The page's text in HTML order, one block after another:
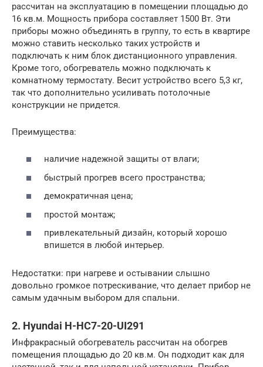
рассчитан на эксплуатацию в помещении площадью до
16 кв.м. Мощность прибора составляет 1500 Вт. Эти
приборы можно объединять в группу, то есть в квартире
можно ставить несколько таких устройств и
подключать к ним блок дистанционного управления.
Кроме того, обогреватель можно подключать к
комнатному термостату. Весит устройство всего 5,3 кг,
так что дополнительно усиливать потолочные
конструкции не придется.
Преимущества:
наличие надежной защиты от влаги;
быстрый прогрев всего пространства;
демократичная цена;
простой монтаж;
привлекательный дизайн, который хорошо
впишется в любой интерьер.
Недостатки: при нагреве и остывании слышно
довольно громкое потрескивание, что делает прибор не
самым удачным выбором для спальни.
2. Hyundai H-HC7-20-UI291
Инфракрасный обогреватель рассчитан на обогрев
помещения площадью до 20 кв.м. Он подходит как для